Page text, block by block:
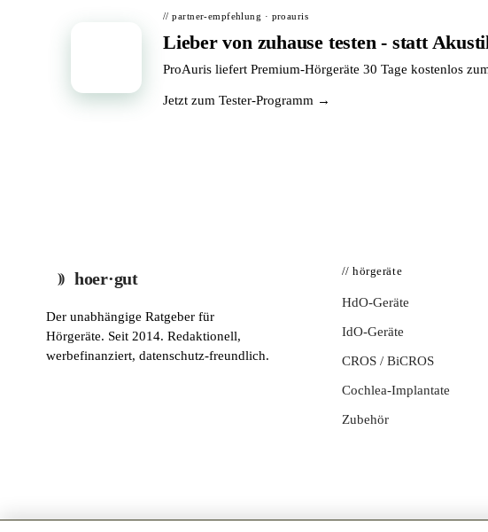
// partner-empfehlung · proauris
Lieber von zuhause testen - statt
ProAuris liefert Premium-Hörgeräte 30 Tage kostenlos
Jetzt zum Tester-Programm →
hoer·gut
Der unabhängige Ratgeber für
Hörgeräte. Seit 2014. Redaktionell,
werbefinanziert, datenschutz-freundlich.
// hörgeräte
HdO-Geräte
IdO-Geräte
CROS / BiCROS
Cochlea-Implantate
Zubehör